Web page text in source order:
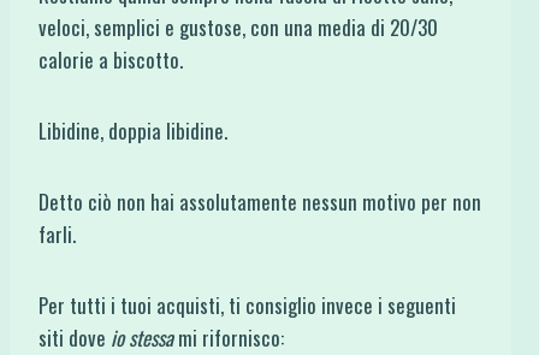
veloci, semplici e gustose, con una media di 20/30
calorie a biscotto.
Libidine, doppia libidine.
Detto ciò non hai assolutamente nessun motivo per non
farli.
Per tutti i tuoi acquisti, ti consiglio invece i seguenti
siti dove io stessami rifornisco: